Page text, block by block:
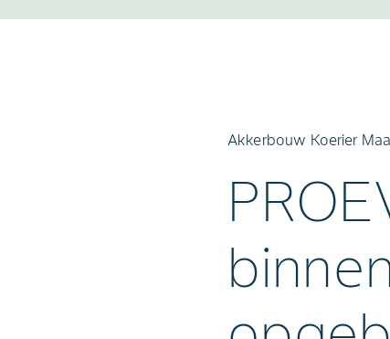
Akkerbouw Koerier